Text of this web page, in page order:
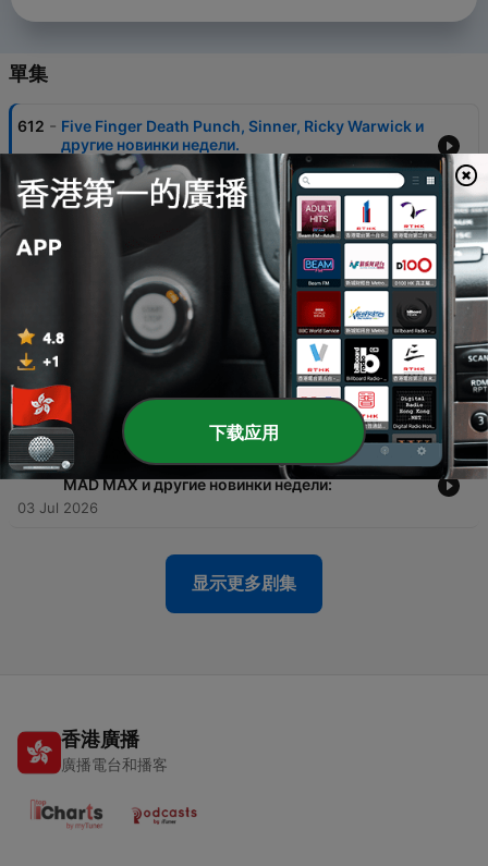
單集
612 - Five Finger Death Punch, Sinner, Ricky Warwick и
другие новинки недели.
611 - Marilyn Manson, Joanne Shaw Taylor,
Rattlesnakes и другие новинки недели.
24 Jul 2026
Nickelback, Accept, Marilyn Manson и другие
новинки недели.
17 Jul 2026
- Coreleoni, Pride Of Lions, Mob Rules, Asia и
другие новинки недели.
10 Jul 2026
608 - Vargas Blues Band, Duran Duran, Airbourne,
MAD MAX и другие новинки недели:
03 Jul 2026
显示更多剧集
香港廣播
廣播電台和播客
下载应用